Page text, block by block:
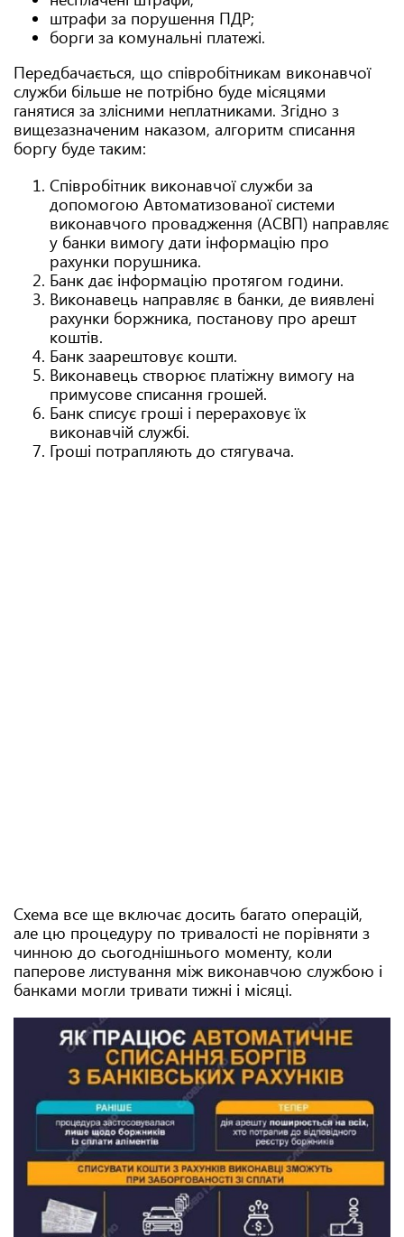
штрафи за порушення ПДР;
борги за комунальні платежі.
Передбачається, що співробітникам виконавчої
служби більше не потрібно буде місяцями
ганятися за злісними неплатниками. Згідно з
вищезазначеним наказом, алгоритм списання
боргу буде таким:
Співробітник виконавчої служби за
допомогою Автоматизованої системи
виконавчого провадження (АСВП) направляє
у банки вимогу дати інформацію про
рахунки порушника.
Банк дає інформацію протягом години.
Виконавець направляє в банки, де виявлені
рахунки боржника, постанову про арешт
коштів.
Банк заарештовує кошти.
Виконавець створює платіжну вимогу на
примусове списання грошей.
Банк списує гроші і перераховує їх
виконавчій службі.
Гроші потрапляють до стягувача.
Схема все ще включає досить багато операцій,
але цю процедуру по тривалості не порівняти з
чинною до сьогоднішнього моменту, коли
паперове листування між виконавчою службою і
банками могли тривати тижні і місяці.